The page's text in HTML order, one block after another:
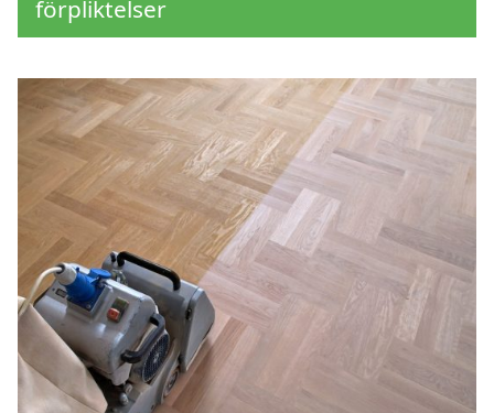
förpliktelser